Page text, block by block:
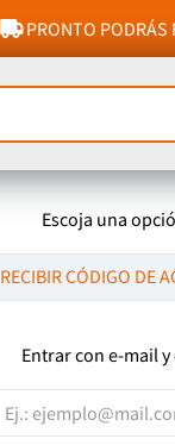
PRONTO PODRÁS
Escoja una
RECIBIR CÓDIGO DE
Entrar con e-mail